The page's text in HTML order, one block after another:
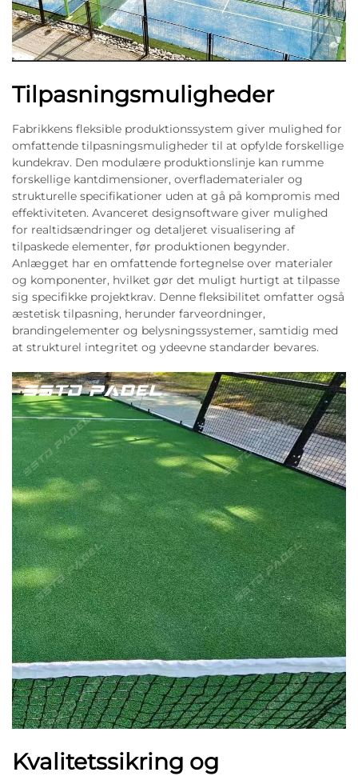
Tilpasningsmuligheder
Fabrikkens fleksible produktionssystem giver mulighed for
omfattende tilpasningsmuligheder til at opfylde forskellige
kundekrav. Den modulære produktionslinje kan rumme
forskellige kantdimensioner, overfladematerialer og
strukturelle specifikationer uden at gå på kompromis med
effektiviteten. Avanceret designsoftware giver mulighed
for realtidsændringer og detaljeret visualisering af
tilpaskede elementer, før produktionen begynder.
Anlægget har en omfattende fortegnelse over materialer
og komponenter, hvilket gør det muligt hurtigt at tilpasse
sig specifikke projektkrav. Denne fleksibilitet omfatter også
æstetisk tilpasning, herunder farveordninger,
brandingelementer og belysningssystemer, samtidig med
at strukturel integritet og ydeevne standarder bevares.
Kvalitetssikring og